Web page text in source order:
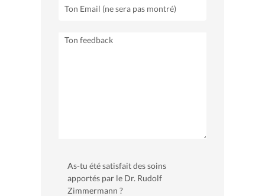
As-tu été satisfait des soins
apportés par le Dr. Rudolf
Zimmermann ?